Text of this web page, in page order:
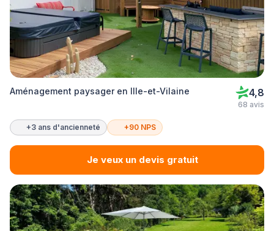
Aménagement paysager en Ille-et-Vilaine 4,8
68 avis
+3 ans d'ancienneté +90 NPS
Je veux un devis gratuit